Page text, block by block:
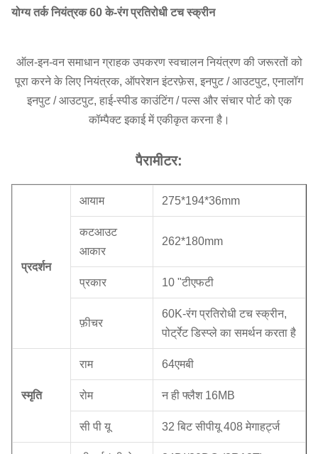
योग्य तर्क नियंत्रक 60 के-रंग प्रतिरोधी टच स्क्रीन
ऑल-इन-वन समाधान ग्राहक उपकरण स्वचालन नियंत्रण की जरूरतों को
पूरा करने के लिए नियंत्रक, ऑपरेशन इंटरफ़ेस, इनपुट / आउटपुट, एनालॉग
इनपुट / आउटपुट, हाई-स्पीड काउंटिंग / पल्स और संचार पोर्ट को एक
कॉम्पैक्ट इकाई में एकीकृत करना है।
पैरामीटर:
प्रदर्शन
आयाम 275*194*36mm
कटआउट
आकार
262*180mm
प्रकार 10 "टीएफटी
फ़ीचर
60K-रंग प्रतिरोधी टच स्क्रीन,
पोर्ट्रेट डिस्प्ले का समर्थन करता है
स्मृति
राम 64एमबी
रोम न ही फ्लैश 16MB
सी पी यू 32 बिट सीपीयू 408 मेगाहर्ट्ज